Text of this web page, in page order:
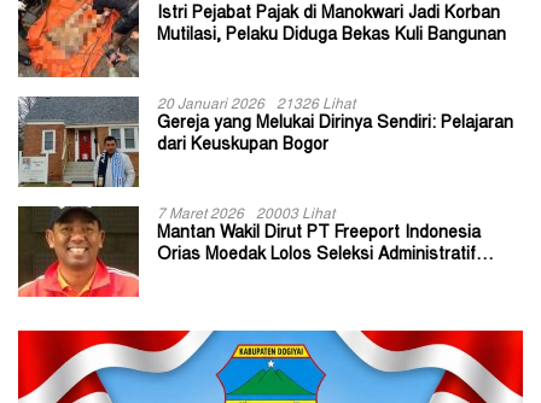
Istri Pejabat Pajak di Manokwari Jadi Korban
Mutilasi, Pelaku Diduga Bekas Kuli Bangunan
20 Januari 2026 21326 Lihat
Gereja yang Melukai Dirinya Sendiri: Pelajaran
dari Keuskupan Bogor
7 Maret 2026 20003 Lihat
Mantan Wakil Dirut PT Freeport Indonesia
Orias Moedak Lolos Seleksi Administratif